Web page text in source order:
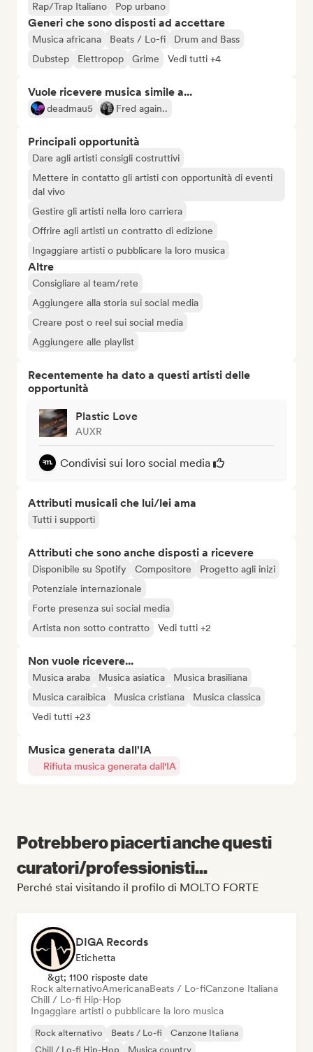
Rap/Trap Italiano
Pop urbano
Generi che sono disposti ad accettare
Musica africana Beats / Lo-fi
Drum and Bass
Dubstep
Elettropop Grime Vedi tutti +4
Vuole ricevere musica simile a...
deadmau5 Fred again..
Principali opportunità
Dare agli artisti consigli costruttivi
Mettere in contatto gli artisti con opportunità di eventi
dal vivo
Gestire gli artisti nella loro carriera
Offrire agli artisti un contratto di edizione
Ingaggiare artisti o pubblicare la loro musica
Altre
Consigliare al team/rete
Aggiungere alla storia sui social media
Creare post o reel sui social media
Aggiungere alle playlist
Recentemente ha dato a questi artisti delle
opportunità
Plastic Love
AUXR
Condivisi sui loro social media
Attributi musicali che lui/lei ama
Tutti i supporti
Attributi che sono anche disposti a ricevere
Disponibile su Spotify Compositore
Progetto agli inizi
Potenziale internazionale
Forte presenza sui social media
Artista non sotto contratto
Vedi tutti +2
Non vuole ricevere...
Musica araba Musica asiatica
Musica brasiliana
Musica caraibica
Musica cristiana
Musica classica
Vedi tutti +23
Musica generata dall'IA
Rifiuta musica generata dall'IA
Potrebbero piacerti anche questi
curatori/professionisti...
Perché stai visitando il profilo di MOLTO FORTE
DIGA Records
Etichetta
&gt; 1100 risposte date
Rock alternativoAmericanaBeats / Lo-fiCanzone Italiana
Chill / Lo-fi Hip-Hop
Ingaggiare artisti o pubblicare la loro musica
Rock alternativo Beats / Lo-fi
Canzone Italiana
Chill / Lo-fi Hip-Hop
Musica country